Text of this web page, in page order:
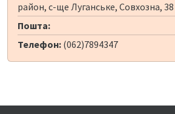
район, с-ще Луганське, Совхозна, 38
Пошта:
Телефон: (062)7894347